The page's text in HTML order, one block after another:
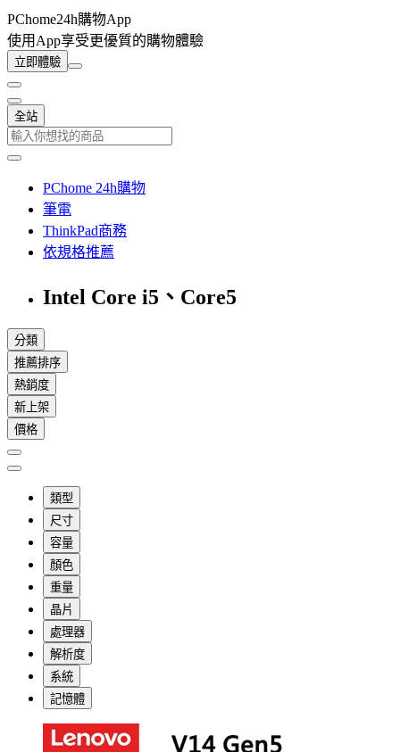
PChome24h購物App
使用App享受更優質的購物體驗
立即體驗
全站
PChome 24h購物
筆電
ThinkPad商務
依規格推薦
Intel Core i5、Core5
分類
推薦排序
熱銷度
新上架
價格
類型
尺寸
容量
顏色
重量
晶片
處理器
解析度
系統
記憶體